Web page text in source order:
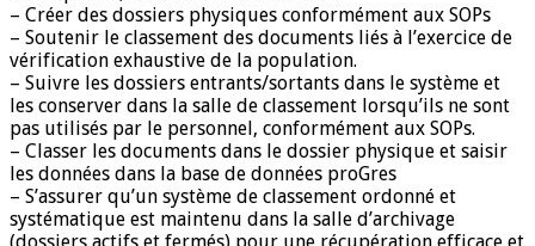
– Créer des dossiers physiques conformément aux SOPs
– Soutenir le classement des documents liés à l’exercice de
vérification exhaustive de la population.
– Suivre les dossiers entrants/sortants dans le système et
les conserver dans la salle de classement lorsqu’ils ne sont
pas utilisés par le personnel, conformément aux SOPs.
– Classer les documents dans le dossier physique et saisir
les données dans la base de données proGres
– S’assurer qu’un système de classement ordonné et
systématique est maintenu dans la salle d’archivage
(dossiers actifs et fermés) pour une récupération efficace et